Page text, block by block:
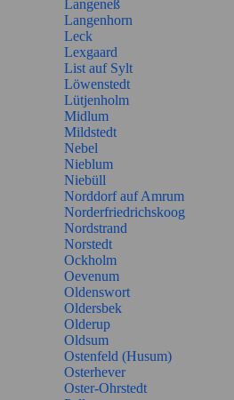
Langeneß
Langenhorn
Leck
Lexgaard
List auf Sylt
Löwenstedt
Lütjenholm
Midlum
Mildstedt
Nebel
Nieblum
Niebüll
Norddorf auf Amrum
Norderfriedrichskoog
Nordstrand
Norstedt
Ockholm
Oevenum
Oldenswort
Oldersbek
Olderup
Oldsum
Ostenfeld (Husum)
Osterhever
Oster-Ohrstedt